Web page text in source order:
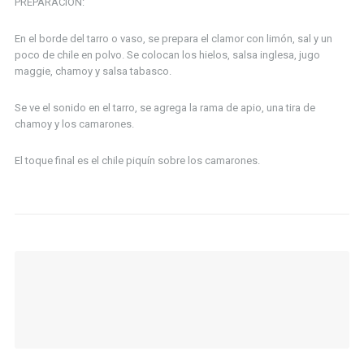
En el borde del tarro o vaso, se prepara el clamor con limón, sal y un
poco de chile en polvo. Se colocan los hielos, salsa inglesa, jugo
maggie, chamoy y salsa tabasco.
Se ve el sonido en el tarro, se agrega la rama de apio, una tira de
chamoy y los camarones.
El toque final es el chile piquín sobre los camarones.